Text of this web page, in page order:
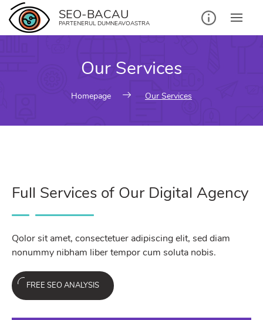
SEO-BACAU
PARTENERUL DUMNEAVOASTRA
Our Services
Homepage Our Services
Full Services of Our Digital Agency
Qolor sit amet, consectetuer adipiscing elit, sed diam
nonummy nibham liber tempor cum soluta nobis.
FREE SEO ANALYSIS